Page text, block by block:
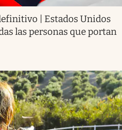
| Estados Unidos
las personas que portan